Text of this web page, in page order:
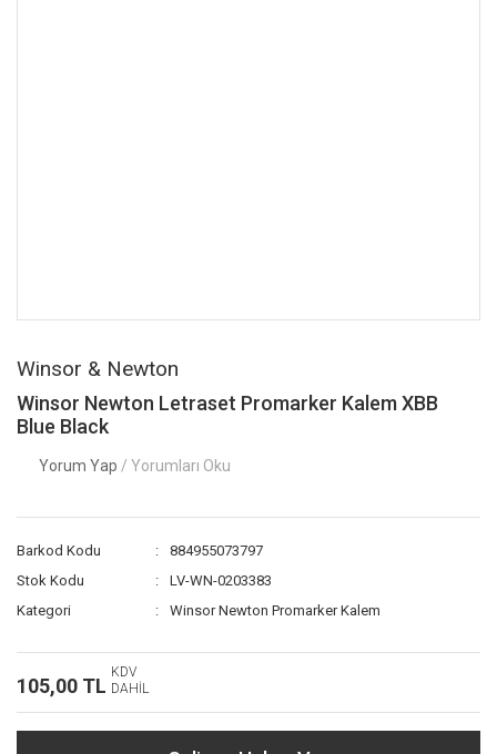
Winsor & Newton
Winsor Newton Letraset Promarker Kalem XBB
Blue Black
Yorum Yap / Yorumları Oku
Barkod Kodu
884955073797
Stok Kodu
LV-WN-0203383
Kategori
Winsor Newton Promarker Kalem
105,00 TL
KDV
DAHİL